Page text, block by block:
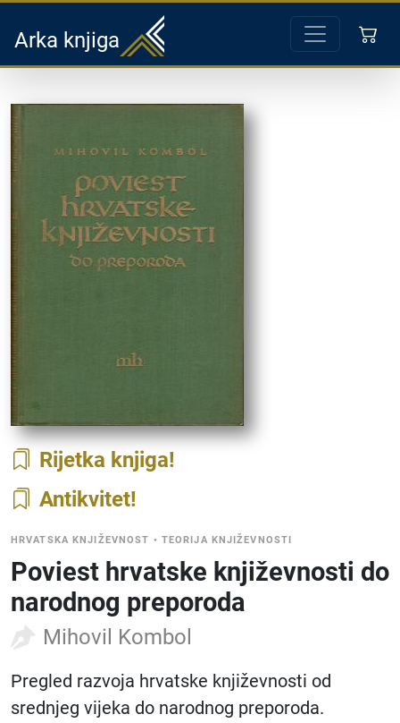
Arka knjiga
Rijetka knjiga
Antikvitet
HRVATSKA KNJIŽEVNOST • TEORIJA KNJIŽEVNOSTI
Poviest hrvatske književnosti do
narodnog preporoda
Mihovil Kombol
Pregled razvoja hrvatske književnosti od
srednjeg vijeka do narodnog preporoda.